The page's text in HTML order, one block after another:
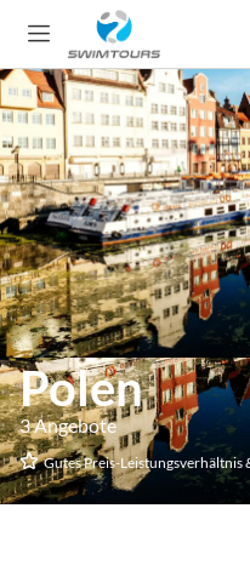
Polen
3 Angebote
Gutes Preis-Leistungsverhältnis